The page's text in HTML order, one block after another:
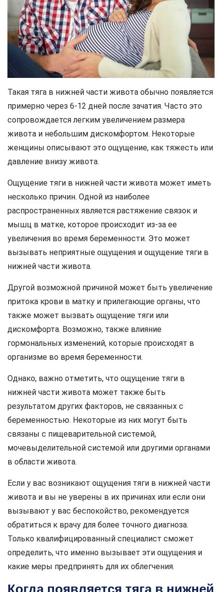
Такая тяга в нижней части живота обычно появляется
примерно через 6-12 дней после зачатия. Часто это
сопровождается легким увеличением размера
живота и небольшим дискомфортом. Некоторые
женщины описывают это ощущение, как тяжесть или
давление внизу живота.
Ощущение тяги в нижней части живота может иметь
несколько причин. Одной из наиболее
распространенных является растяжение связок и
мышц в матке, которое происходит из-за ее
увеличения во время беременности. Это может
вызывать неприятные ощущения и ощущение тяги в
нижней части живота.
Другой возможной причиной может быть увеличение
притока крови в матку и прилегающие органы, что
также может вызвать ощущение тяги или
дискомфорта. Возможно, также влияние
гормональных изменений, которые происходят в
организме во время беременности.
Однако, важно отметить, что ощущение тяги в
нижней части живота может также быть
результатом других факторов, не связанных с
беременностью. Некоторые из них могут быть
связаны с пищеварительной системой,
мочевыделительной системой или другими органами
в области живота.
Если у вас возникают ощущения тяги в нижней части
живота и вы не уверены в их причинах или если они
вызывают у вас беспокойство, рекомендуется
обратиться к врачу для более точного диагноза.
Только квалифицированный специалист сможет
определить, что именно вызывает эти ощущения и
какие меры предпринять для их облегчения.
Когда появляется тяга в нижней